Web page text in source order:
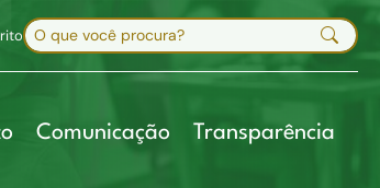
Mapa do site
Buscar no site
Comunicação Transparência